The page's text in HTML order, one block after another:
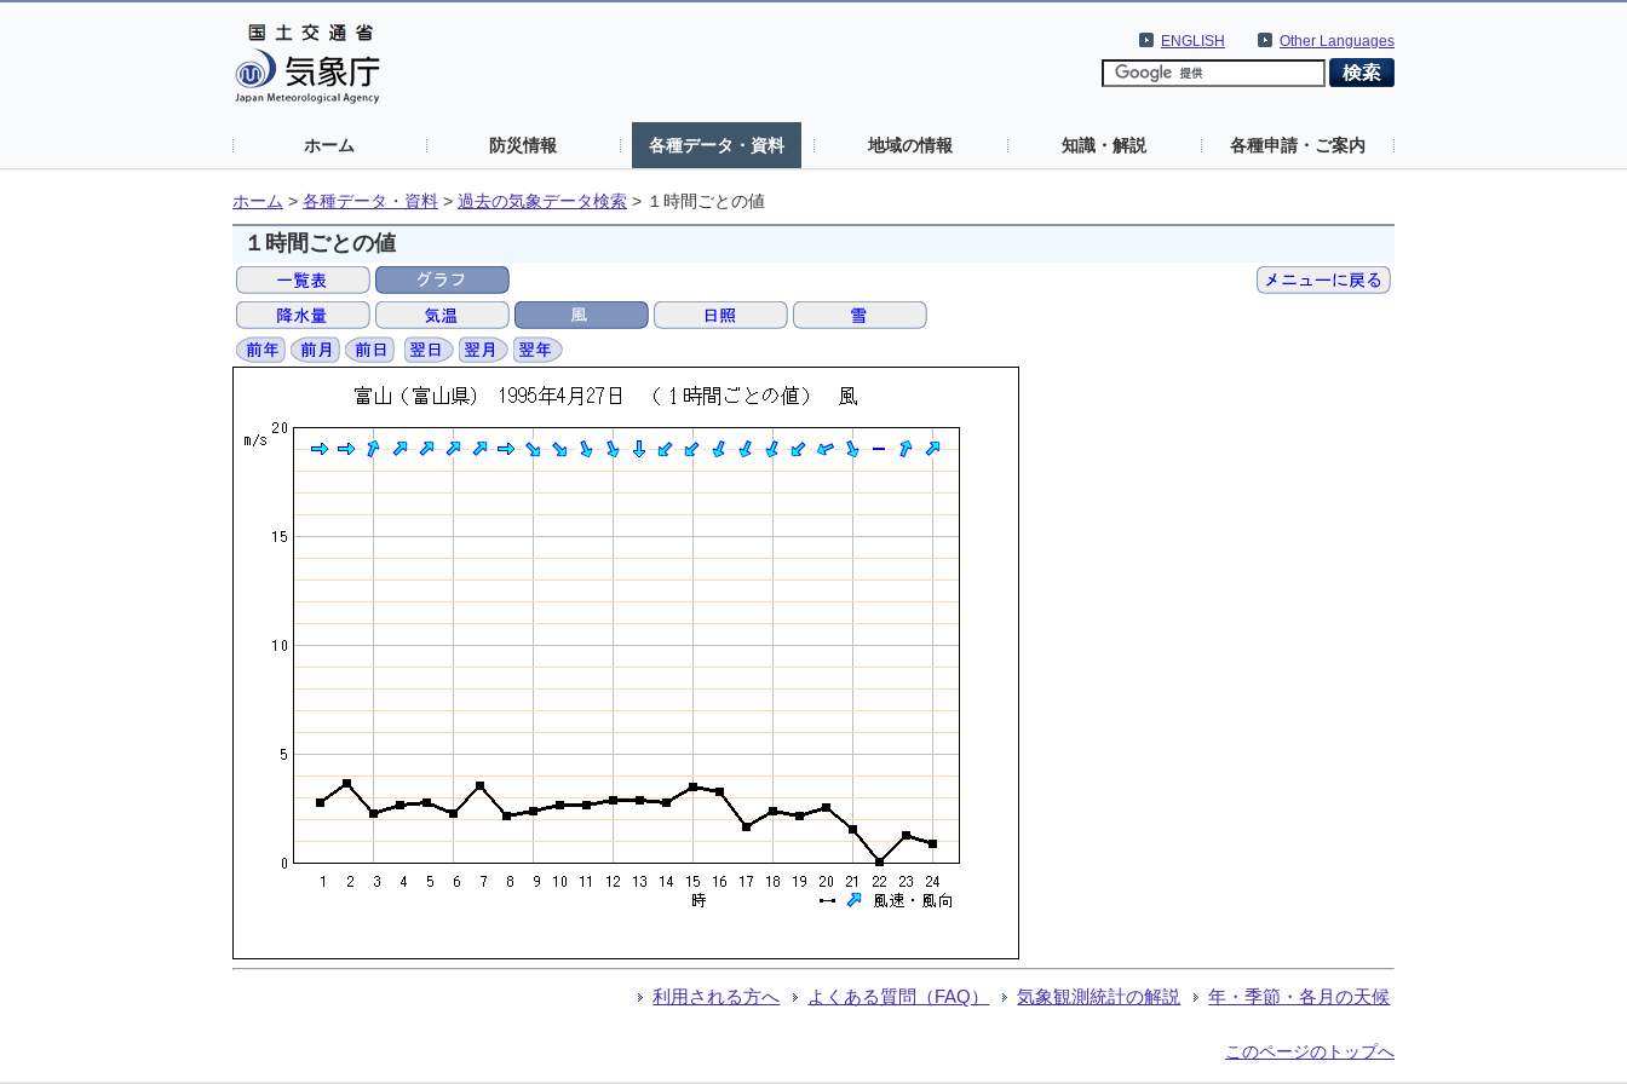
Other Languages
ENGLISH
ホーム 防災情報 各種データ・資料 地域の情報 知識・解説 各種申請・ご案内
ホーム > 各種データ・資料 > 過去の気象データ検索 > １時間ごとの値
１時間ごとの値
利用される方へ よくある質問（FAQ） 気象観測統計の解説 年・季節・各月の天候
このページのトップへ